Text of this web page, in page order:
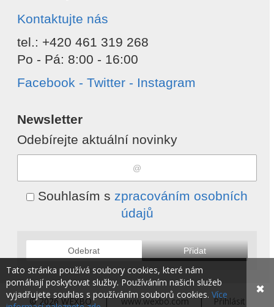
Kontaktujte nás
tel.: +420 461 319 268
Po - Pá: 8:00 - 16:00
Facebook - Twitter - Instagram
Newsletter
Odebírejte aktuální novinky
Souhlasím s zpracováním osobních
údajů
Odebrat Přidat
© 2026 WEXBO |www.wexbo.com| Přihlásit
Tato stránka používá soubory cookies, které nám
pomáhají poskytovat služby. Používáním našich služeb
vyjadřujete souhlas s používáním souborů cookies. Více
✖